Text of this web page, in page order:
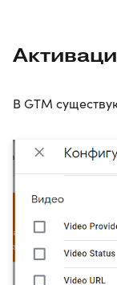
В GTM